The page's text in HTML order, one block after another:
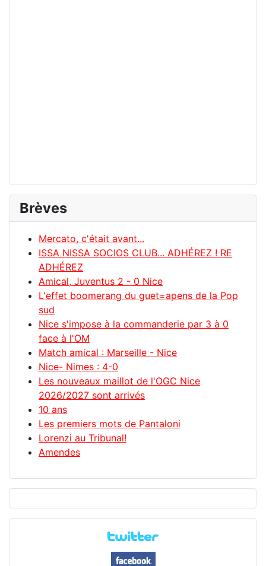
Brèves
Mercato, c'était avant...
ISSA NISSA SOCIOS CLUB... ADHÉREZ ! RE
ADHÉREZ
Amical, Juventus 2 - 0 Nice
L'effet boomerang du guet=apens de la Pop
sud
Nice s'impose à la commanderie par 3 à 0
face à l'OM
Match amical : Marseille - Nice
Nice- Nimes : 4-0
Les nouveaux maillot de l'OGC Nice
2026/2027 sont arrivés
10 ans
Les premiers mots de Pantaloni
Lorenzi au Tribunal!
Amendes